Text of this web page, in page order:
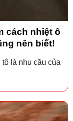
cách nhiệt ô
nên biết!
là nhu cầu của